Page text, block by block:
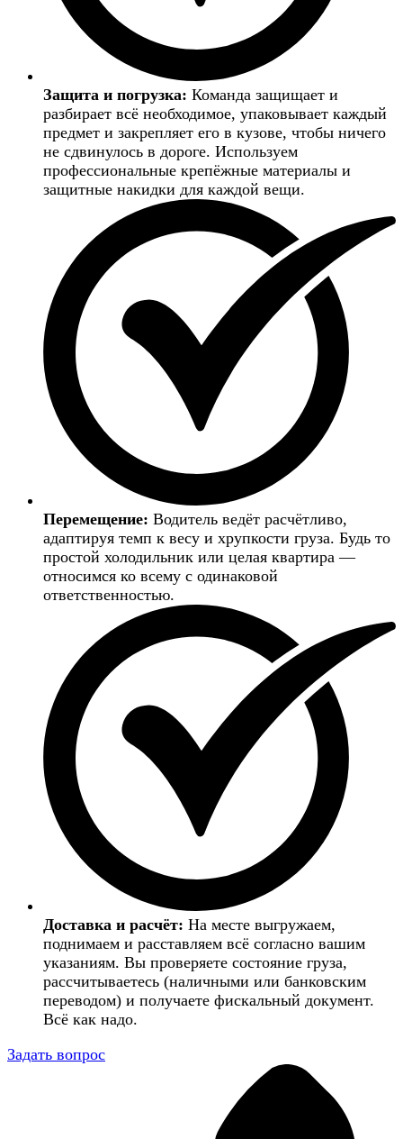
Защита и погрузка: Команда защищает и
разбирает всё необходимое, упаковывает каждый
предмет и закрепляет его в кузове, чтобы ничего
не сдвинулось в дороге. Используем
профессиональные крепёжные материалы и
защитные накидки для каждой вещи.
Перемещение: Водитель ведёт расчётливо,
адаптируя темп к весу и хрупкости груза. Будь то
простой холодильник или целая квартира —
относимся ко всему с одинаковой
ответственностью.
Доставка и расчёт: На месте выгружаем,
поднимаем и расставляем всё согласно вашим
указаниям. Вы проверяете состояние груза,
рассчитываетесь (наличными или банковским
переводом) и получаете фискальный документ.
Всё как надо.
Задать вопрос